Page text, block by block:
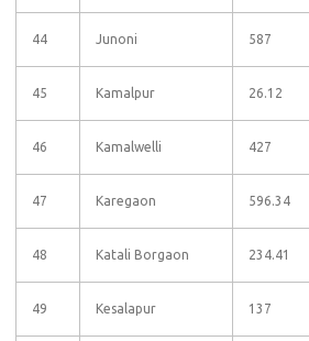
44 Junoni 587
45 Kamalpur 26.12
46 Kamalwelli 427
47 Karegaon 596.34
48 Katali Borgaon 234.41
49 Kesalapur 137